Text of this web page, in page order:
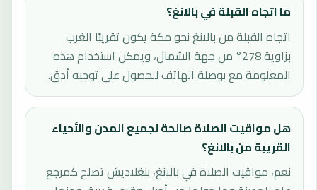
ما اتجاه القبلة في بالانغ؟
اتجاه القبلة من بالانغ نحو مكة يكون تقريبًا الغرب
بزاوية 278° من جهة الشمال، ويمكن استخدام هذه
المعلومة مع بوصلة الهاتف للحصول على توجيه أدق.
هل مواقيت الصلاة صالحة لجميع المدن والأحياء
القريبة من بالانغ؟
نعم، مواقيت الصلاة في بالانغ، بنغلاديش تصلح كمرجع